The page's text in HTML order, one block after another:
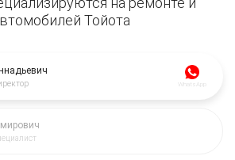
Тойота
WhatsApp